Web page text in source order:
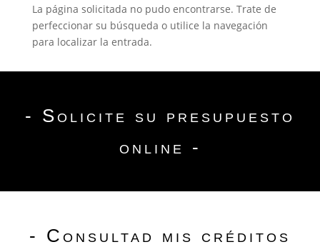
La página solicitada no pudo encontrarse. Trate de
perfeccionar su búsqueda o utilice la navegación
para localizar la entrada.
- Solicite su presupuesto
online -
- Consultad mis créditos